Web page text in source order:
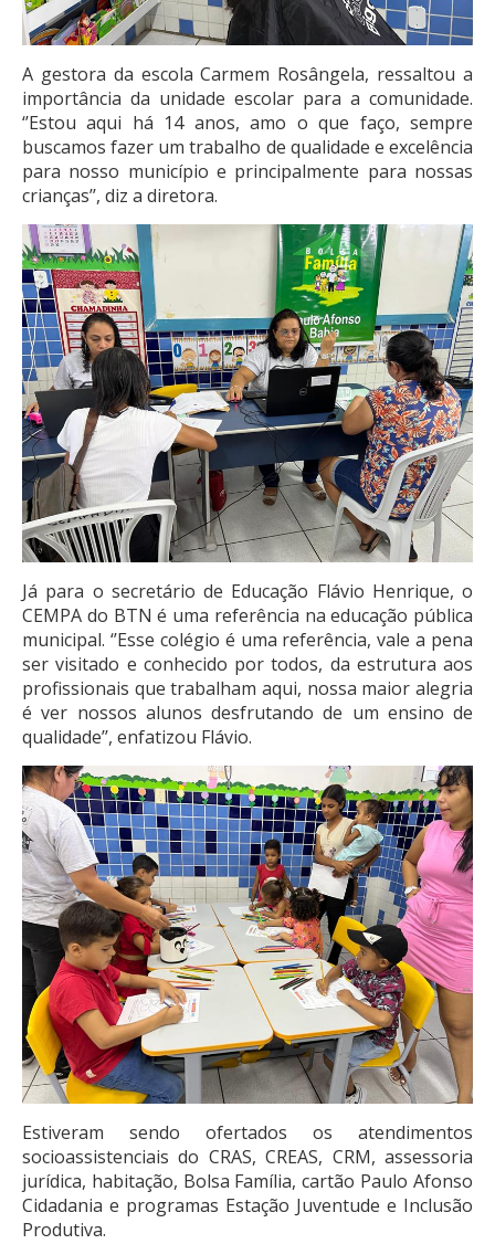
A gestora da escola Carmem Rosângela, ressaltou a
importância da unidade escolar para a comunidade.
‘’Estou aqui há 14 anos, amo o que faço, sempre
buscamos fazer um trabalho de qualidade e excelência
para nosso município e principalmente para nossas
crianças’’, diz a diretora.
Já para o secretário de Educação Flávio Henrique, o
CEMPA do BTN é uma referência na educação pública
municipal. ‘’Esse colégio é uma referência, vale a pena
ser visitado e conhecido por todos, da estrutura aos
profissionais que trabalham aqui, nossa maior alegria
é ver nossos alunos desfrutando de um ensino de
qualidade’’, enfatizou Flávio.
Estiveram sendo ofertados os atendimentos
socioassistenciais do CRAS, CREAS, CRM, assessoria
jurídica, habitação, Bolsa Família, cartão Paulo Afonso
Cidadania e programas Estação Juventude e Inclusão
Produtiva.